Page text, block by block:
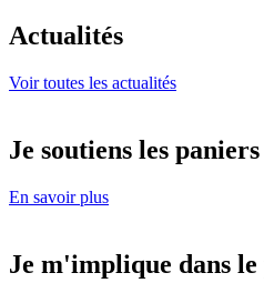
Actualités
Voir toutes les actualités
Je soutiens les
En savoir plus
Je m'implique dans